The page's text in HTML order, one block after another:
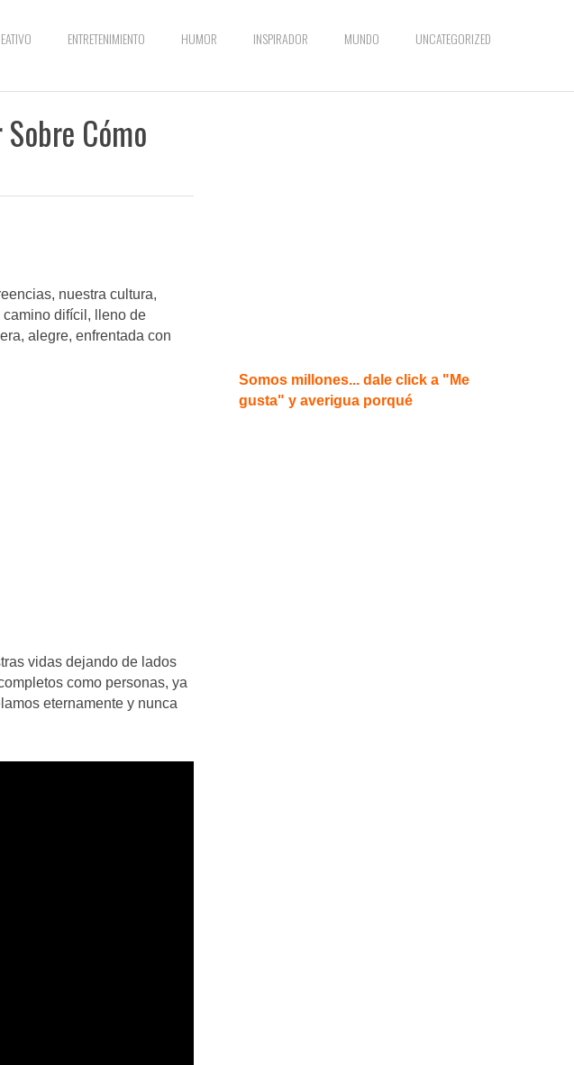
ENTRETENIMIENTO HUMOR INSPIRADOR MUNDO UNCATEGORIZED
Cómo
nuestra cultura,
camino difícil, lleno de
alegre, enfrentada con
vidas dejando de lados
como personas, ya
eternamente y nunca
Somos millones... dale click a "Me
gusta" y averigua porqué